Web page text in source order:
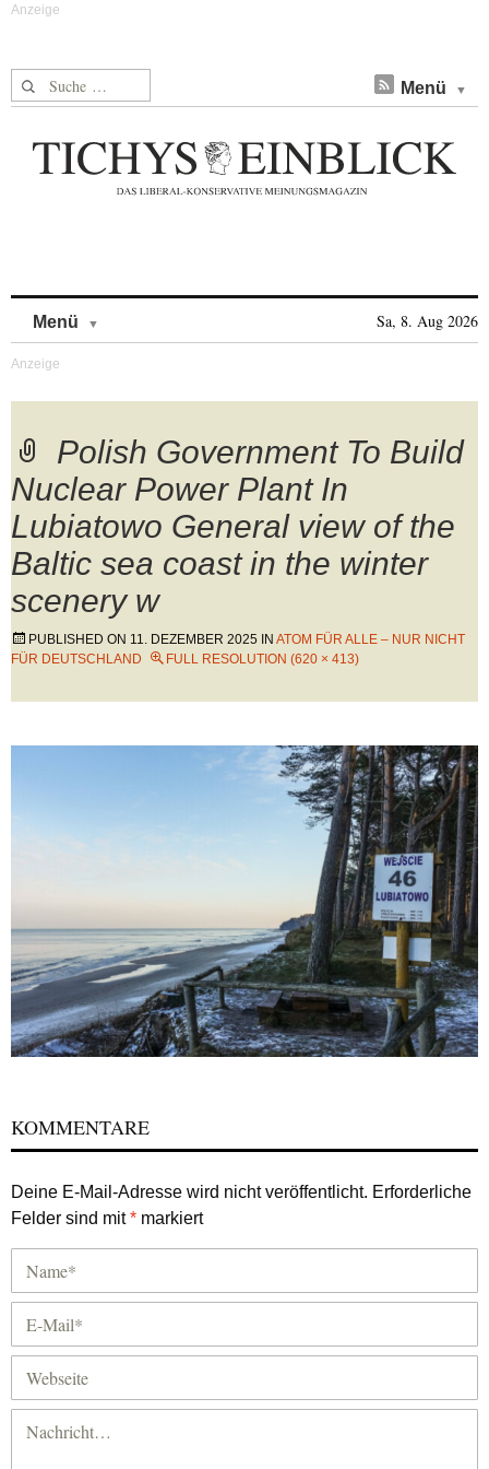
Suche nach: Menü
Menü Sa, 8. Aug 2026
Polish Government To Build
Nuclear Power Plant In
Lubiatowo General view of the
Baltic sea coast in the winter
scenery w
PUBLISHED ON 11. DEZEMBER 2025 IN ATOM FÜR ALLE – NUR NICHT
FÜR DEUTSCHLAND
FULL RESOLUTION (620 × 413)
KOMMENTARE
Deine E-Mail-Adresse wird nicht veröffentlicht. Erforderliche
Felder sind mit* markiert